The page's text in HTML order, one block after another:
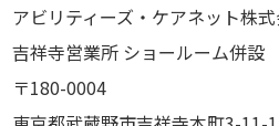
アビリティーズ・ケアネット株
吉祥寺営業所 ショールーム併設
180-0004